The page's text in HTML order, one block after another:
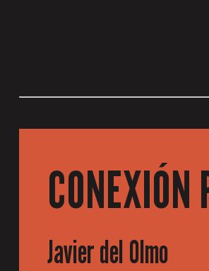
Javier del Olmo